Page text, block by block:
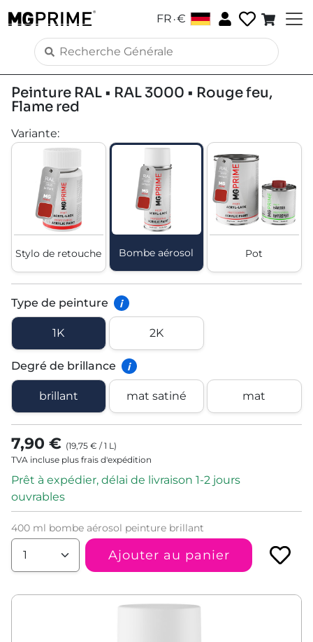
FR .€
Peinture RAL • RAL 3000 • Rouge feu,
Flame red
Variante:
Stylo de retouche Bombe aérosol Pot
Type de peinture i
1K 2K
Degré de brillance i
brillant mat satiné mat
7,90 € (19,75 € /1 L )
TVA incluse plus frais d'expédition
Prêt à expédier, délai de livraison 1-2 jours
ouvrables
400 ml bombe aérosol peinture brillant
Ajouter au panier